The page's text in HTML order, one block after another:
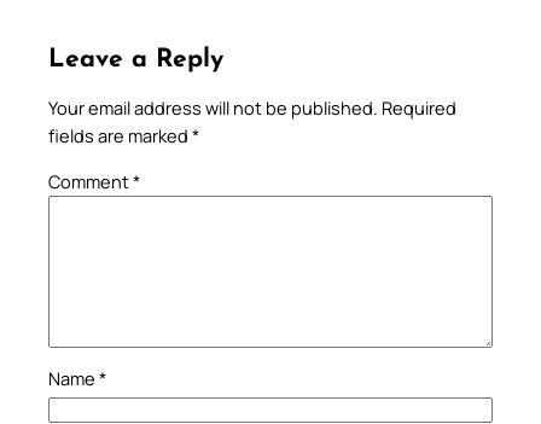
Leave a Reply
Your email address will not be published. Required
fields are marked *
Comment*
Name *